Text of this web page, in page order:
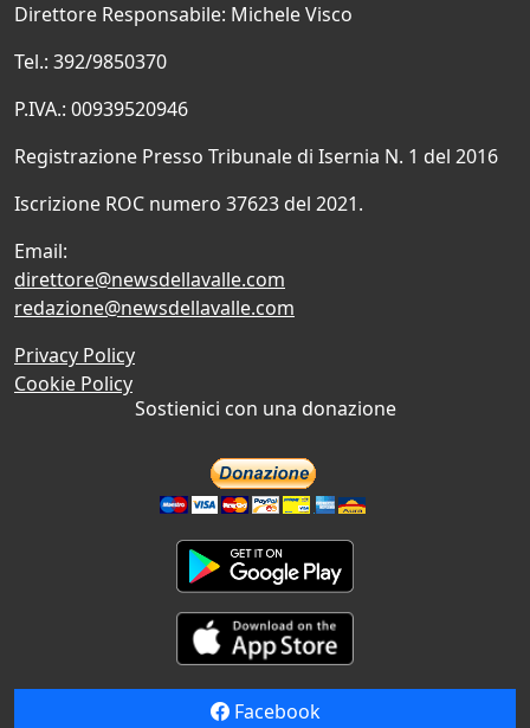
Direttore Responsabile: Michele Visco
Tel.: 392/9850370
P.IVA.: 00939520946
Registrazione Presso Tribunale di Isernia N. 1 del 2016
Iscrizione ROC numero 37623 del 2021.
Email:
direttore@newsdellavalle.com
redazione@newsdellavalle.com
Privacy Policy
Cookie Policy
Sostienici con una donazione
Facebook